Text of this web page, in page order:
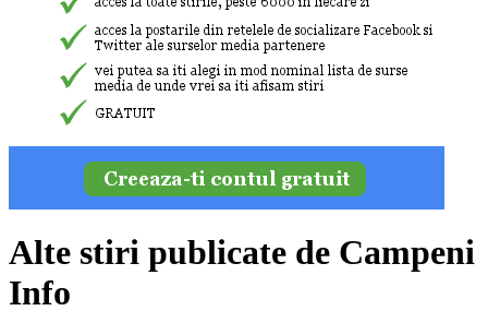
Alte stiri publicate de Campeni
Info